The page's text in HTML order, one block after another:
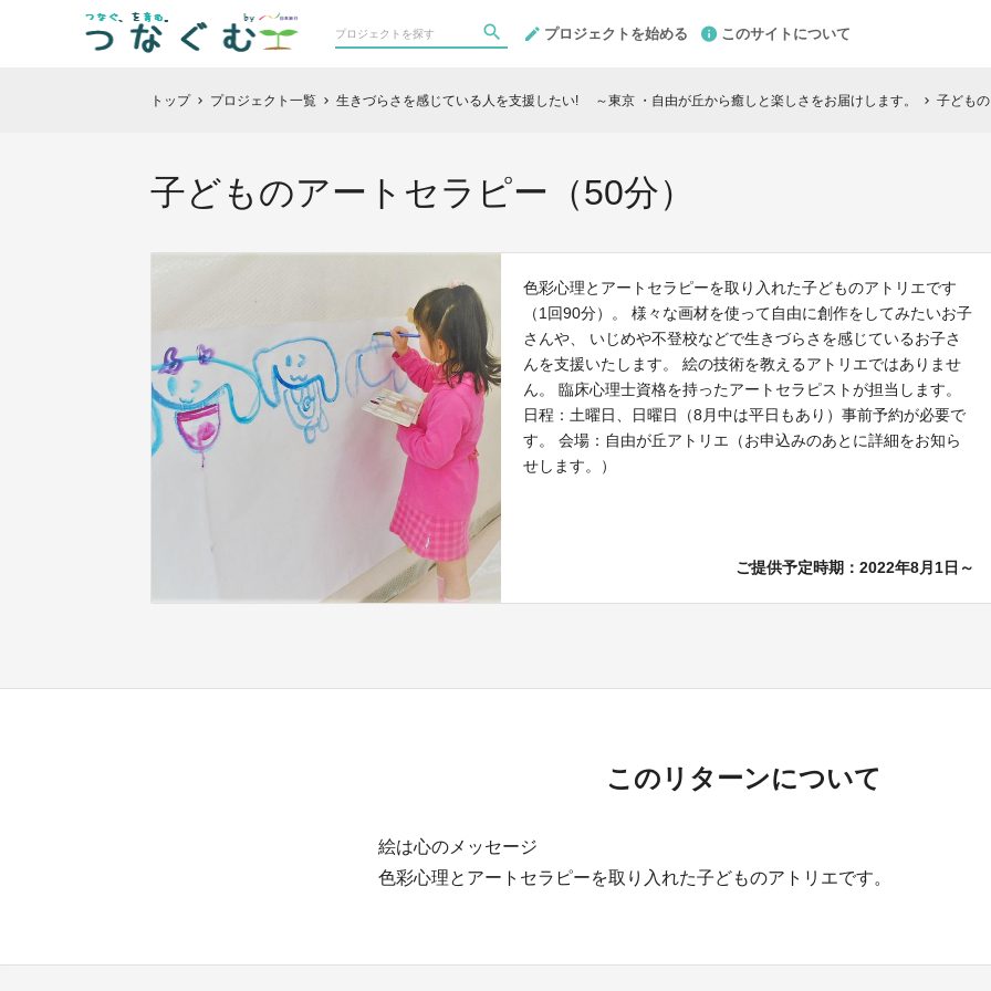
プロジェクトを始める このサイトについて
トップ chevron_right プロジェクト一覧 chevron_right 生きづらさを感じている人を支援したい! ～東京 ・自由が丘から癒しと楽しさをお届けします。 chevron_right 子ども
子どものアートセラピー（50分）
色彩心理とアートセラピーを取り入れた子どものアトリエです
（1回90分）。 様々な画材を使って自由に創作をしてみたいお子
さんや、 いじめや不登校などで生きづらさを感じているお子さ
んを支援いたします。 絵の技術を教えるアトリエではありませ
ん。 臨床心理士資格を持ったアートセラピストが担当します。
日程：土曜日、日曜日（8月中は平日もあり）事前予約が必要で
す。 会場：自由が丘アトリエ（お申込みのあとに詳細をお知ら
せします。）
ご提供予定時期：2022年8月1日～
このリターンについて
絵は心のメッセージ
色彩心理とアートセラピーを取り入れた子どものアトリエです。